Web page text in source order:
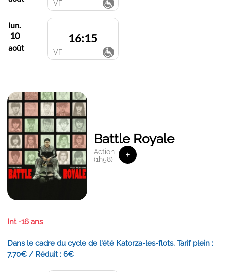
VF
lun.
10
août
16:15
VF
Battle Royale
Action
(1h58)
+
Int -16 ans
Dans le cadre du cycle de l'été Katorza-les-flots. Tarif plein :
7.70€ / Réduit : 6€